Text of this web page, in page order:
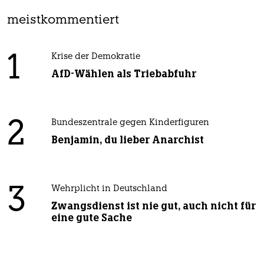
meistkommentiert
1 Krise der Demokratie
AfD-Wählen als Triebabfuhr
2 Bundeszentrale gegen Kinderfiguren
Benjamin, du lieber Anarchist
3 Wehrplicht in Deutschland
Zwangsdienst ist nie gut, auch nicht für
eine gute Sache